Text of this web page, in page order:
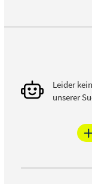
Leider
unserer